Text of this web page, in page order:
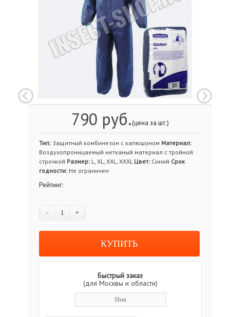
790 руб.(цена за шт.)
Тип: Защитный комбинезон с капюшоном Материал:
Воздухопроницаемый нетканый материал с тройной
строчкой Размер: L, XL, XXL, XXXL Цвет: Синий Срок
годности: Не ограничен
Рейтинг:
- +
Быстрый заказ
(для Москвы и области)